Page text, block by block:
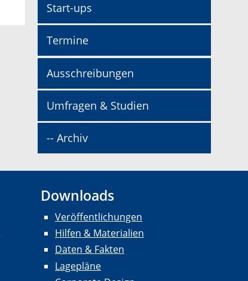
Start-ups
Termine
Ausschreibungen
Umfragen & Studien
-- Archiv
Downloads
Veröffentlichungen
Hilfen & Materialien
Daten & Fakten
Lagepläne